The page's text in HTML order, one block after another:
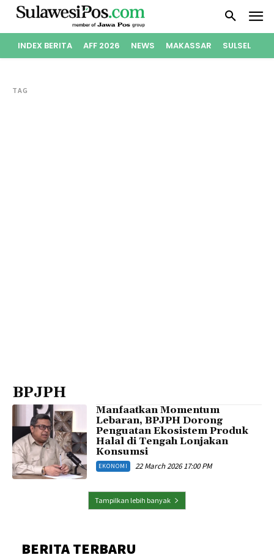
INDEX BERITA AFF 2026 NEWS MAKASSAR SULSEL
TAG
BPJPH
Manfaatkan Momentum
Lebaran, BPJPH Dorong
Penguatan Ekosistem Produk
Halal di Tengah Lonjakan
Konsumsi
EKONOMI 22 March 2026 17:00 PM
Tampilkan lebih banyak
BERITA TERBARU